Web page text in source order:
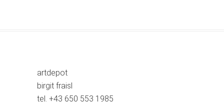
artdepot
birgit fraisl
tel. +43 650 553 1985